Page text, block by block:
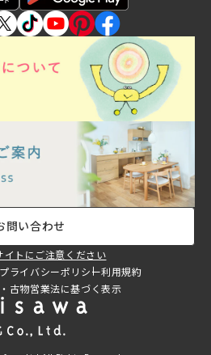
問い合わせ
イトにご注意ください
プライバシーポリシー利用規約
古物営業法に基づく表示